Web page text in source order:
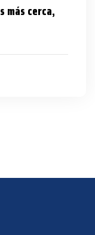
más cerca,